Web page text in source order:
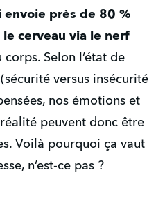
envoie près de 80 %
cerveau via le nerf
Selon l’état de
versus insécurité
nos émotions et
peuvent donc être
Voilà pourquoi ça vaut
n’est-ce pas ?